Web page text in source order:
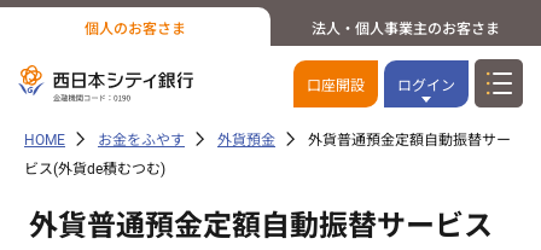
個人のお客さま 法人・個人事業主のお客さま
口座開設 ログイン
HOME お金をふやす 外貨預金
外貨普通預金定額自動振替サー
ビス(外貨de積むつむ)
外貨普通預金定額自動振替サービス